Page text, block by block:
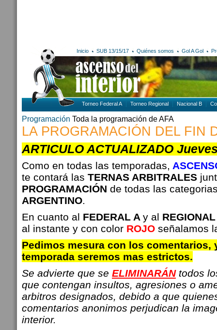
Inicio SUB 13/15/17 Quiénes somos Gol A Gol
Torneo Federal A Torneo Regional Nacional B
Programación Toda la programación de AFA
LA PROGRAMACIÓN DEL FIN
ARTICULO ACTUALIZADO
Como en todas las temporadas,
te contará las TERNAS ARBITRALES
PROGRAMACIÓN de todas las
ARGENTINO.
En cuanto al FEDERAL A y al REGIONAL
al instante y con color ROJO señalamos
Pedimos mesura con los comentarios,
temporada seremos mas estrictos.
Se advierte que se ELIMINARÁNtodos
que contengan insultos, agresiones o
arbitros designados, debido a que
comentarios anonimos perjudican la
interior.